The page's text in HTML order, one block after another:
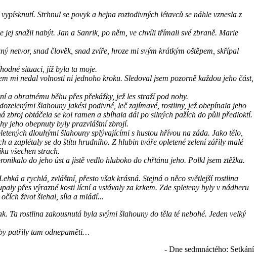
Strhnul se povyk a hejna roztodivných létavců se náhle vznesla z
snažil nabýt. Jan a Sanrik, po něm, ve chvíli třímali své zbraně. Marie
netvor, snad člověk, snad zvíře, hroze mi svým krátkým oštěpem, skřípal
situaci, jíž byla ta moje.
mi nedal volnosti ni jednoho kroku. Sledoval jsem pozorně každou jeho část,
a obratnému běhu přes překážky, jež les straží pod nohy.
šlahouny jakési podivné, leč zajímavé, rostliny, jež obepínala jeho
zbroj obtáčela se kol ramen a sbíhala dál po silných pažích do půli předloktí.
jeho obepnuty byly prazvláštní zbrojí.
dlouhými šlahouny splývajícími s hustou hřívou na záda. Jako tělo,
a zaplétaly se do štítu hrudního. Z hlubin tváře opletené zelení zářily malé
všechen strach.
do jeho úst a jistě vedlo hluboko do chřtánu jeho. Polkl jsem ztěžka.
a rychlá, zvláštní, přesto však krásná. Stejná o něco světlejší rostlina
přes výrazné kosti lícní a vstávaly za krkem. Zde spleteny byly v nádheru
život šlehal, síla a mládí...
rostlina zakousnutá byla svými šlahouny do těla té nebohé. Jeden velký
patřily tam odnepaměti…
- Dne sedmnáctého: Setkání